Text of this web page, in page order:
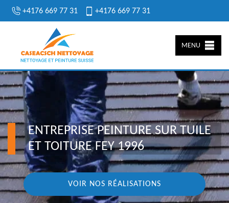
+4176 669 77 31 +4176 669 77 31
MENU
ENTREPRISE PEINTURE SUR TUILE
ET TOITURE FEY 1996
VOIR NOS RÉALISATIONS